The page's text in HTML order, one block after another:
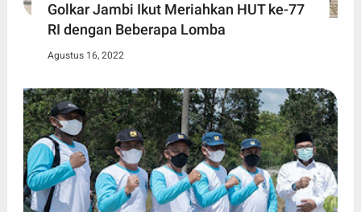
Golkar Jambi Ikut Meriahkan HUT ke-77
RI dengan Beberapa Lomba
Agustus 16, 2022